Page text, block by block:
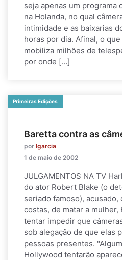
seja apenas um programa
na Holanda, no qual
intimidade e as baixarias
horas por dia. Afinal, o
mobiliza milhões de
por onde […]
Primeiras Edições
Baretta contra as
por lgarcia
1 de maio de 2002
JULGAMENTOS NA TV
do ator Robert Blake (o
seriado famoso), acusado,
costas, de matar a mulher,
tentar impedir que
sob alegação de que elas
pessoas presentes.
Hollywood tentarão